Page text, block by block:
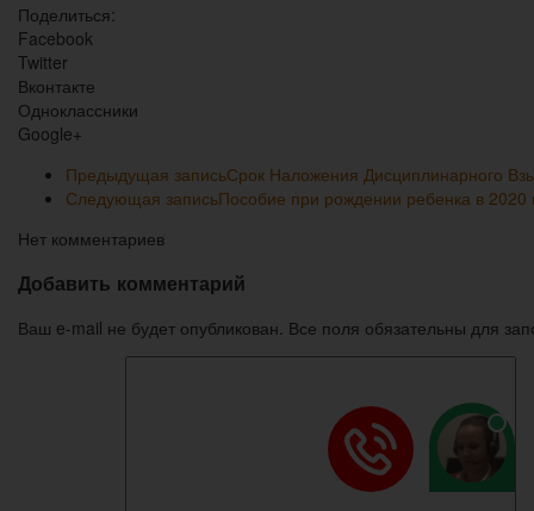
Поделиться:
Facebook
Twitter
Вконтакте
Одноклассники
Google+
Предыдущая записьСрок Наложения Дисциплинарного
Следующая записьПособие при рождении ребенка в 2020
Нет комментариев
Добавить комментарий
Ваш e-mail не будет опубликован. Все поля обязательны для